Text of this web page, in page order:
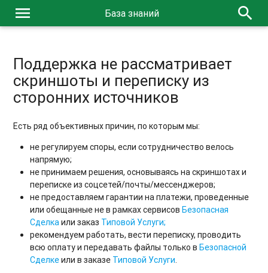
menu База знаний search
Поддержка не рассматривает
скриншоты и переписку из
сторонних источников
Есть ряд объективных причин, по которым мы:
не регулируем споры, если сотрудничество велось
напрямую;
не принимаем решения, основываясь на скриншотах и
переписке из соцсетей/почты/мессенджеров;
не предоставляем гарантии на платежи, проведенные
или обещанные не в рамках сервисовБезопасная
Сделкаили заказ Типовой Услуги;
рекомендуем работать, вести переписку, проводить
всю оплату и передавать файлы только вБезопасной
Сделкеили в заказе Типовой Услуги.